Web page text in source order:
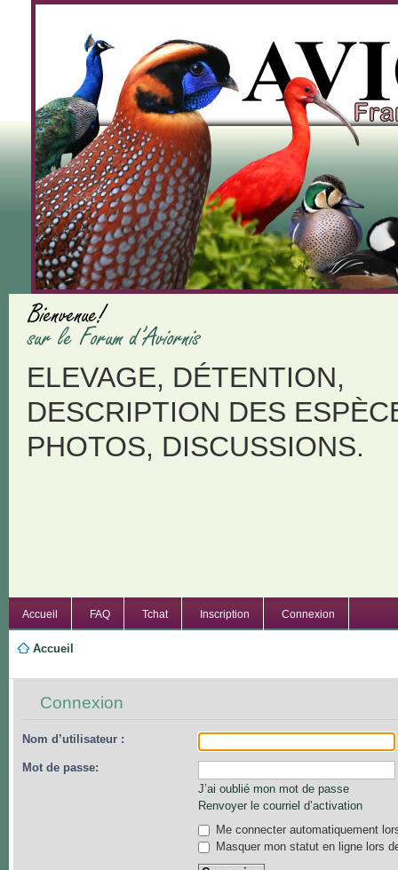
ELEVAGE, DÉTENTION,
DESCRIPTION DES
PHOTOS, DISCUSSIONS.
Accueil FAQ Tchat Inscription Connexion
Accueil
Connexion
Nom d’utilisateur :
Mot de passe:
J’ai oublié mon mot de passe
Renvoyer le courriel d’activation
Me connecter automatiquement
Masquer mon statut en ligne lors